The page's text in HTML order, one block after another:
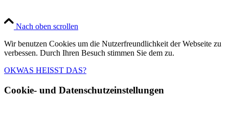
Nach oben scrollen
Wir benutzen Cookies um die Nutzerfreundlichkeit der Webseite zu
verbessen. Durch Ihren Besuch stimmen Sie dem zu.
OKWAS HEISST DAS?
Cookie- und Datenschutzeinstellungen